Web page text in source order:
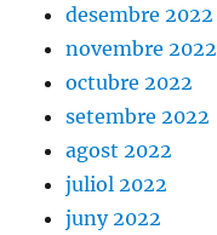
desembre 2022
novembre 2022
octubre 2022
setembre 2022
agost 2022
juliol 2022
juny 2022